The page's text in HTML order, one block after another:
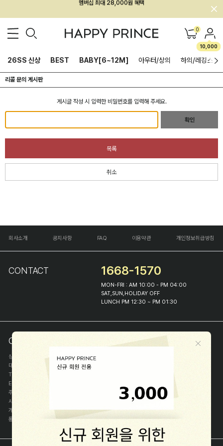
멤버십 최대 28,000원 혜택 0
10,000
26SS 신상 BEST BABY[6~12M] 아우터/상의 하의/레깅스
리콜 문의 게시판
게시글 작성 시 입력한 비밀번호를 입력해 주세요.
확인
목록
취소
회사소개 공지사항 FAQ 이용약관 개인정보취급방침
CONTACT 1668-1570
MON-FRI : AM 10:00 - PM 04:00
SAT,SUN,HOLIDAY OFF
LUNCH PM 12:30 ~ PM 01:30
COMPANY INFO
상호
(주)해피프린스
대표
이화진
TEL
E-MAIL
주소
사업자등록번호
개인정보관리자
이화진
통신판매신고번호
제 2018-서울종로-1384 호[사업자정보확인]